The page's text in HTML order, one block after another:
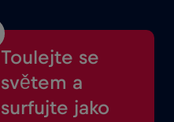
Toulejte se
světem a
surfujte jako